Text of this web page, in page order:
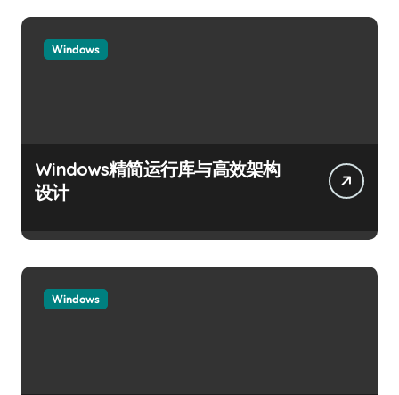
Windows
Windows精简运行库与高效架构
设计
Windows